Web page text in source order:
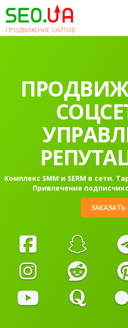
ПРОДВИЖЕНИЕ САЙТОВ
Комплекс SMM и SERM в сети.
Привлечение
ЗАКАЗАТЬ